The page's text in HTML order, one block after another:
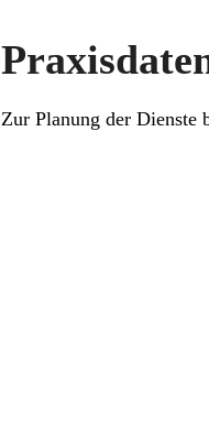
Zur Planung der Dienste